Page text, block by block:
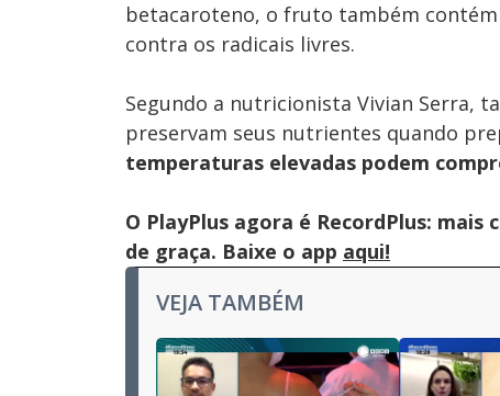
betacaroteno, o fruto também contém
contra os radicais livres.
Segundo a nutricionista Vivian Serra,
preservam seus nutrientes quando
temperaturas elevadas podem
O PlayPlus agora é RecordPlus: mais
de graça. Baixe o app aqui!
VEJA TAMBÉM